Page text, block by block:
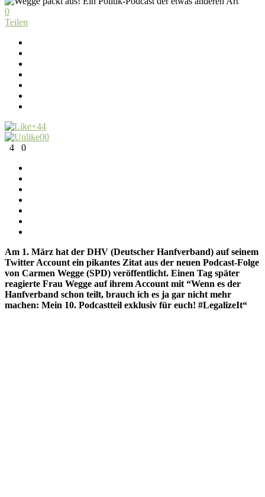
0
Teilen
+44
00
4
0
Am 1. März hat der DHV (Deutscher Hanfverband) auf seinem
Twitter Account ein pikantes Zitat aus der neuen Podcast-Folge
von Carmen Wegge (SPD) veröffentlicht. Einen Tag später
reagierte Frau Wegge auf ihrem Account mit “Wenn es der
Hanfverband schon teilt, brauch ich es ja gar nicht mehr
machen: Mein 10. Podcastteil exklusiv für euch! #LegalizeIt“